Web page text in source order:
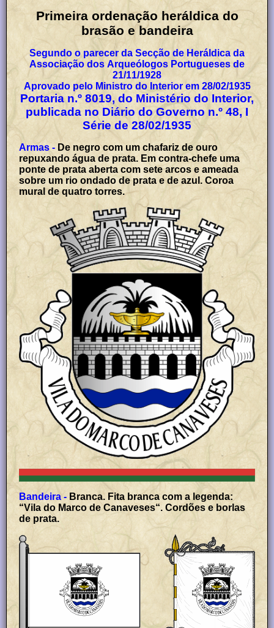
Primeira ordenação heráldica do
brasão e bandeira
Segundo o parecer da Secção de Heráldica da
Associação dos Arqueólogos Portugueses de
21/11/1928
Aprovado pelo Ministro do Interior em 28/02/1935
Portaria n.º 8019, do Ministério do Interior,
publicada no Diário do Governo n.º 48, I
Série de 28/02/1935
Armas - De negro com um chafariz de ouro
repuxando água de prata. Em contra-chefe uma
ponte de prata aberta com sete arcos e ameada
sobre um rio ondado de prata e de azul. Coroa
mural de quatro torres.
Bandeira - Branca. Fita branca com a legenda:
“Vila do Marco de Canaveses“. Cordões e borlas
de prata.